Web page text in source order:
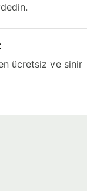
ücretsiz ve sinir